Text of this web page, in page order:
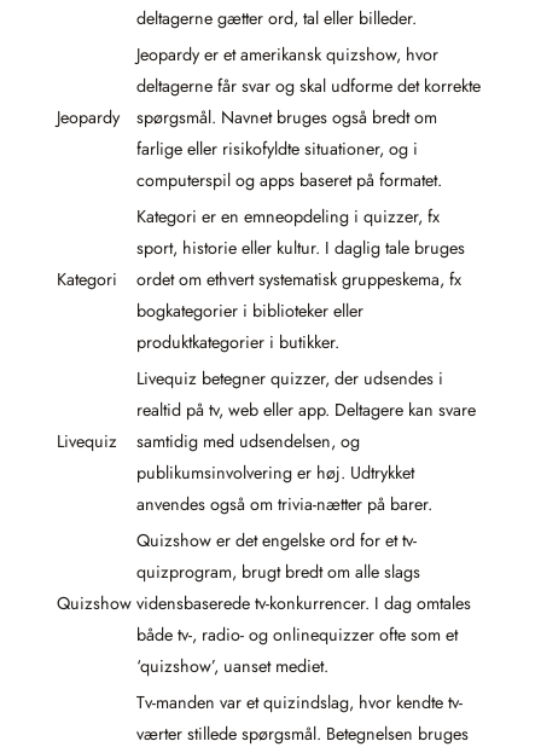
deltagerne gætter ord, tal eller billeder.
Jeopardy
Jeopardy er et amerikansk quizshow, hvor
deltagerne får svar og skal udforme det korrekte
spørgsmål. Navnet bruges også bredt om
farlige eller risikofyldte situationer, og i
computerspil og apps baseret på formatet.
Kategori
Kategori er en emneopdeling i quizzer, fx
sport, historie eller kultur. I daglig tale bruges
ordet om ethvert systematisk gruppeskema, fx
bogkategorier i biblioteker eller
produktkategorier i butikker.
Livequiz
Livequiz betegner quizzer, der udsendes i
realtid på tv, web eller app. Deltagere kan svare
samtidig med udsendelsen, og
publikumsinvolvering er høj. Udtrykket
anvendes også om trivia-nætter på barer.
Quizshow
Quizshow er det engelske ord for et tv-
quizprogram, brugt bredt om alle slags
vidensbaserede tv-konkurrencer. I dag omtales
både tv-, radio- og onlinequizzer ofte som et
‘quizshow’, uanset mediet.
Tv-manden var et quizindslag, hvor kendte tv-
værter stillede spørgsmål. Betegnelsen bruges